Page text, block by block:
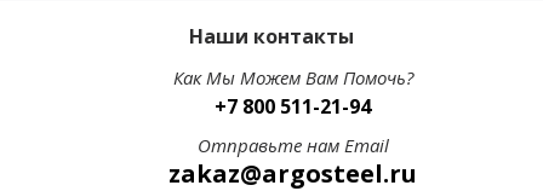
Наши контакты
Как Мы Можем Вам Помочь?
+7 800 511-21-94
Отправьте нам Email
zakaz@argosteel.ru